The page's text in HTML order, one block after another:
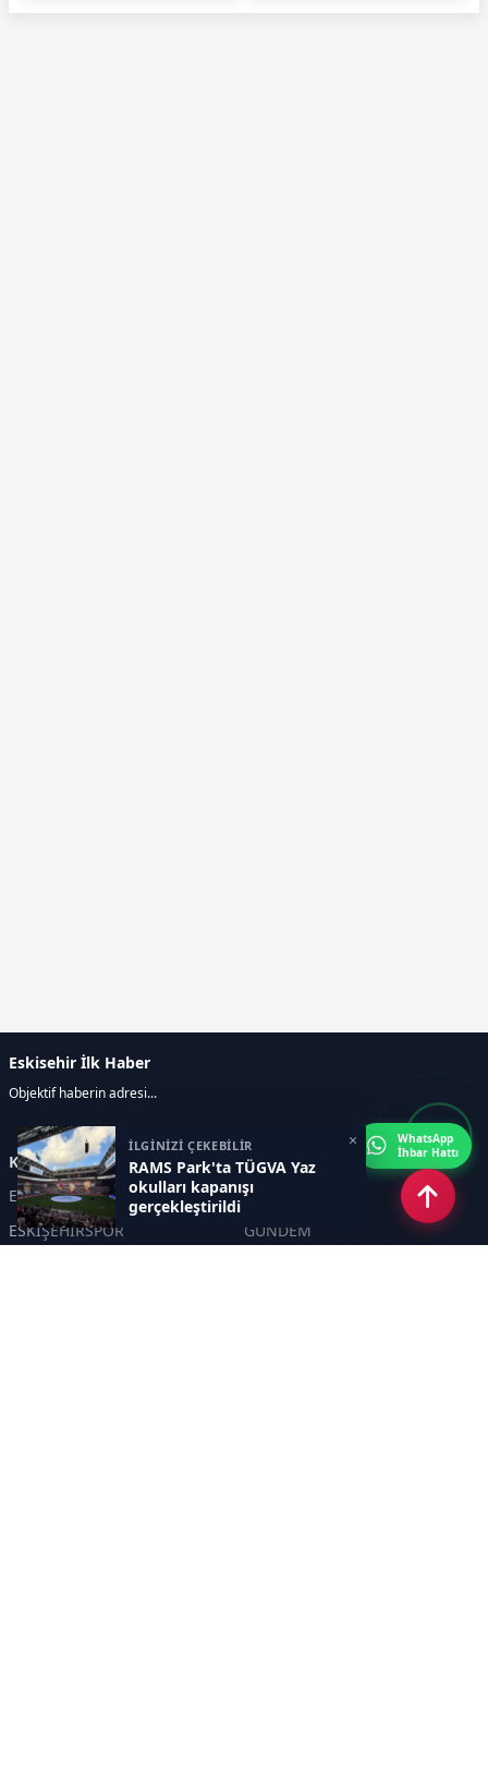
İLGİNİZİ ÇEKEBİLİR
RAMS Park'ta TÜGVA Yaz
okulları kapanışı
gerçekleştirildi
×
Eskisehir İlk Haber
Objektif haberin adresi...
Kategoriler
ESKİŞEHİR
GENEL
ESKİŞEHİRSPOR
GÜNDEM
WhatsApp
İhbar Hattı